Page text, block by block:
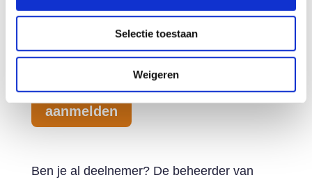
Selectie toestaan
Weigeren
Meld je aan als nieuwe deelnemer voor het
aanmelden
Ben je al deelnemer? De beheerder van